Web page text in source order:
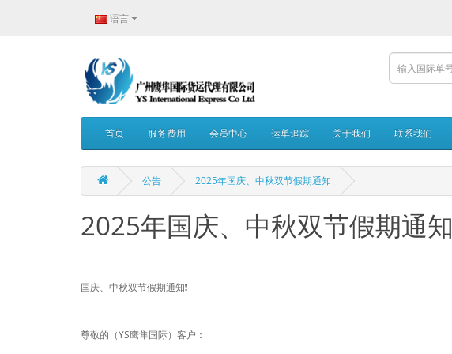
语言
首页 服务费用 会员中心 运单追踪 关于我们 联系我们
公告 2025年国庆、中秋双节假期通知
2025年国庆、中秋双节假期通知
国庆、中秋双节假期通知❗
尊敬的（YS鹰隼国际）客户：